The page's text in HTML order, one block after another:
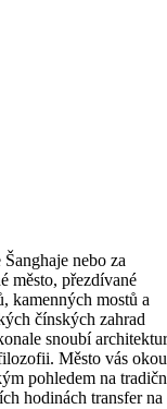
nebo za
město, přezdívané
kamenných mostů a
čínských zahrad
snoubí
Město vás
pohledem na
hodinách transfer na